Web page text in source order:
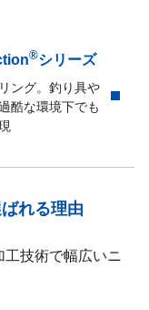
®シリーズ
ング。釣り具や
酷な環境下でも
れる理由
技術で幅広いニ